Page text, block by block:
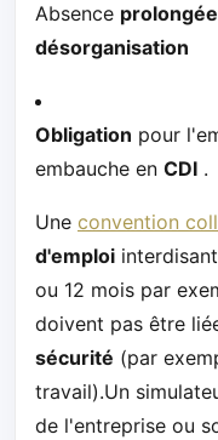
Absence prolongée
désorganisation
Obligation pour
embauche en CDI .
Une convention
d'emploi
ou 12 mois par
doivent pas être
sécurité (par
travail).Un
de l'entreprise ou